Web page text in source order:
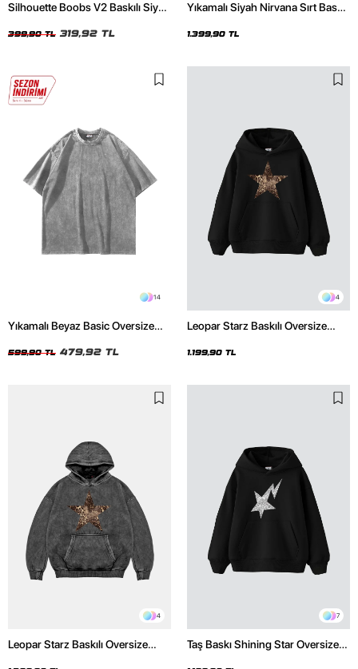
Silhouette Boobs V2 Baskılı Siyah
399,90 TL 319,92 TL
Yıkamalı Siyah Nirvana Sırt Baskılı
1.399,90 TL
14
Yıkamalı Beyaz Basic Oversize
599,90 TL 479,92 TL
4
Leopar Starz Baskılı Oversize
1.199,90 TL
4
Leopar Starz Baskılı Oversize
7
Taş Baskı Shining Star Oversize